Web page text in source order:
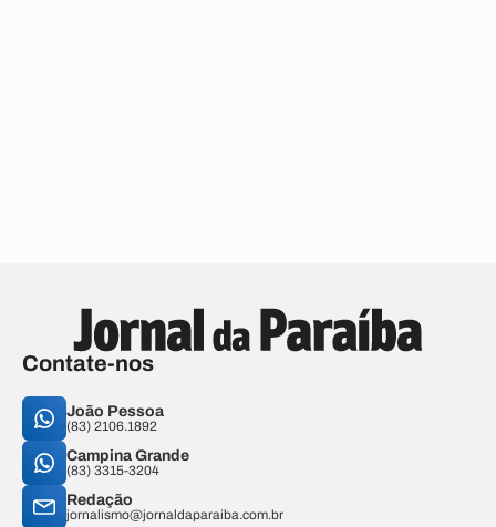
Contate-nos
João Pessoa
(83) 2106.1892
Campina Grande
(83) 3315-3204
Redação
jornalismo@jornaldaparaiba.com.br